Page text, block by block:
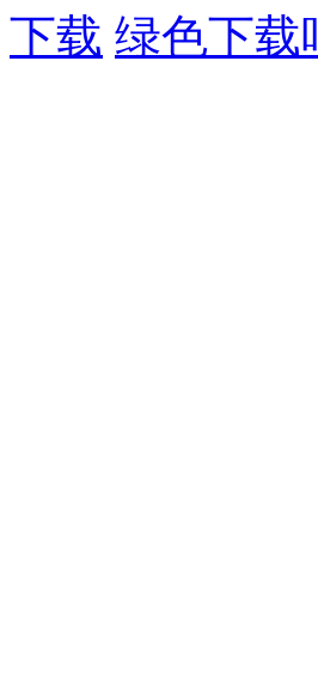
[b]整理时间:[/b] 2013-01-21
[b]开 发 商:[/b] [url=]Home page[/url]
下载 绿色下载